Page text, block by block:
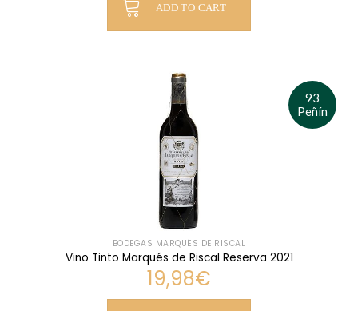
ADD TO CART
93
Peñín
BODEGAS MARQUÉS DE RISCAL
Vino Tinto Marqués de Riscal Reserva 2021
19,98€